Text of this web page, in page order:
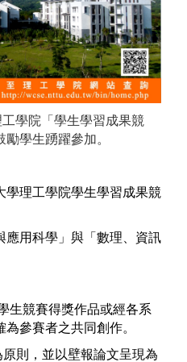
工學院「學生學習成果競
學生踴躍參加。
學理工學院學生學習成果競
應用科學」與「數理、資訊
生競賽得獎作品或經各系
參賽者之共同創作。
則，並以壁報論文呈現為